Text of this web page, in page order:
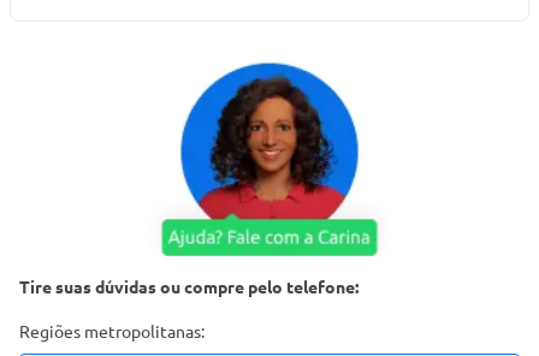
Tire suas dúvidas ou compre pelo telefone:
Regiões metropolitanas: